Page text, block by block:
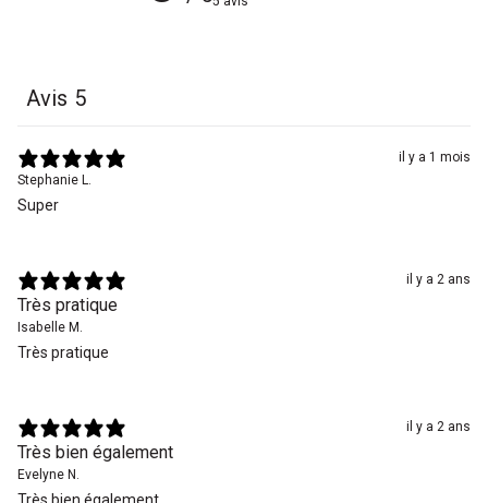
Avis 5
il y a 1 mois
Stephanie L.
Super
il y a 2 ans
Très pratique
Isabelle M.
Très pratique
il y a 2 ans
Très bien également
Evelyne N.